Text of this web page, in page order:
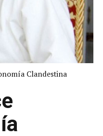
Clandestina